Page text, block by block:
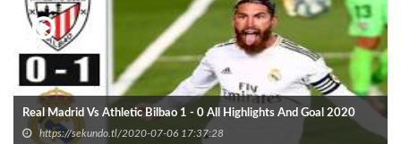
Real Madrid Vs Athletic Bilbao 1 - 0 All Highlights And Goal 2020
https://sekundo.tl/2020-07-06 17:37:28